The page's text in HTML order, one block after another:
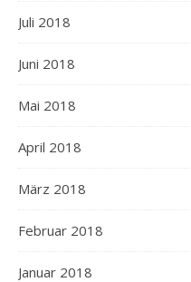
Juli 2018
Juni 2018
Mai 2018
April 2018
März 2018
Februar 2018
Januar 2018